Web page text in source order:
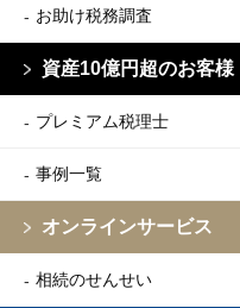
お助け税務調査
資産10億円超のお客様
プレミアム税理士
事例一覧
オンラインサービス
相続のせんせい